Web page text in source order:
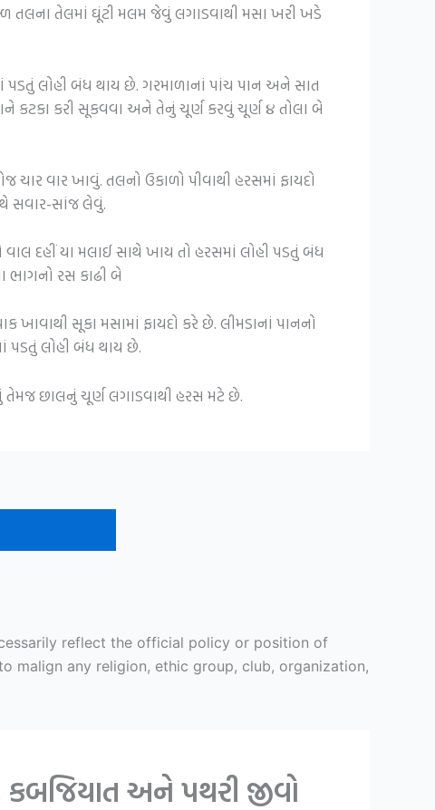
તેલમાં ઘૂંટી મલમ જેવું લગાડવાથી મસા ખરી ખડે
પડતું લોહી બંધ થાય છે.ગરમાળાનાં પાંચ પાન અને સાત
કટકા કરી સૂકવવા અને તેનું ચૂર્ણ કરવું ચૂર્ણ ૪ તોલા બે
ચાર વાર ખાવું. તલનો ઉકાળો પીવાથી હરસમાં ફાયદો
સવાર-સાંજ લેવું.
દહીં યા મલાઈ સાથે ખાય તો હરસમાં લોહી પડતું બંધ
ભાગનો રસ કાઢી બે
ખાવાથી સૂકા મસામાં ફાયદો કરે છે. લીમડાનાં પાનનો
પડતું લોહી બંધ થાય છે.
છાલનું ચૂર્ણ લગાડવાથી હરસ મટે છે.
reflect the official policy or position of
malign any religion, ethic group, club, organization,
અને પથરી જીવો